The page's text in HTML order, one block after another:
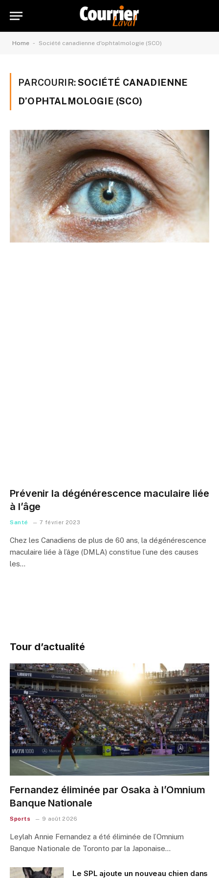
Home - Société canadienne d'ophtalmologie (SCO)
PARCOURIR:SOCIÉTÉ CANADIENNE
D’OPHTALMOLOGIE (SCO)
Prévenir la dégénérescence maculaire liée
à l’âge
Santé 7 février 2023
Chez les Canadiens de plus de 60 ans, la dégénérescence
maculaire liée à l’âge (DMLA) constitue l’une des causes
les…
Tour d’actualité
Fernandez éliminée par Osaka à l’Omnium
Banque Nationale
Sports 9 août 2026
Leylah Annie Fernandez a été éliminée de l’Omnium
Banque Nationale de Toronto par la Japonaise…
Le SPL ajoute un nouveau chien dans